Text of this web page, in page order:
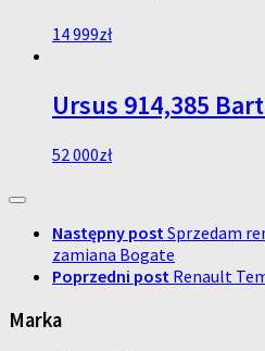
14 999zł
Ursus 914,385
52 000zł
Następny post Sprzedam
zamiana Bogate
Poprzedni post Renault
Marka